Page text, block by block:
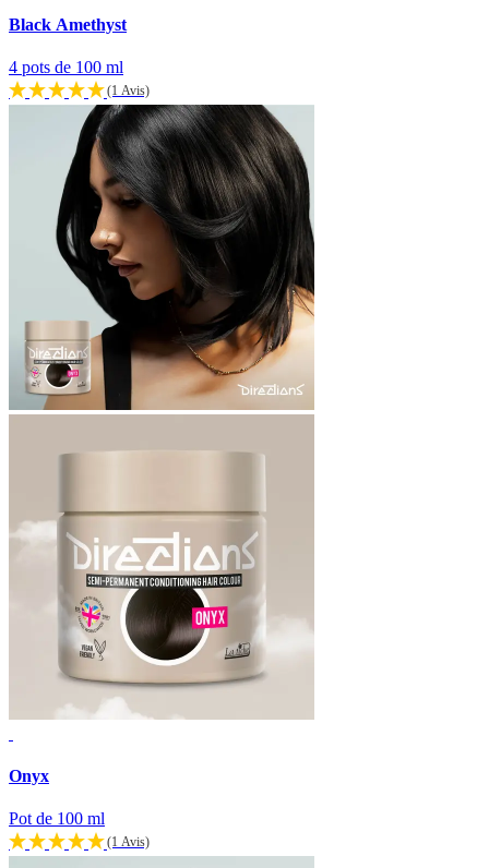
Black Amethyst
4 pots de 100 ml
(1 Avis)
Onyx
Pot de 100 ml
(1 Avis)